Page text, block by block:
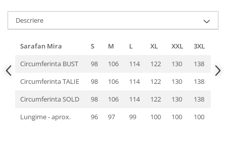
Descriere
Sarafan Mira S M L XL XXL
3XL
Circumferinta BUST
98 106 114 122 130
138
Circumferinta TALIE
98 106 114 122 130
138
Circumferinta SOLD
98 106 114 122 130
138
Lungime - aprox.
96 97 99 100 100 100